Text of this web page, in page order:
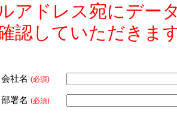
アドレス宛にデー
認していただきま
会社名 (必須)
部署名 (必須)